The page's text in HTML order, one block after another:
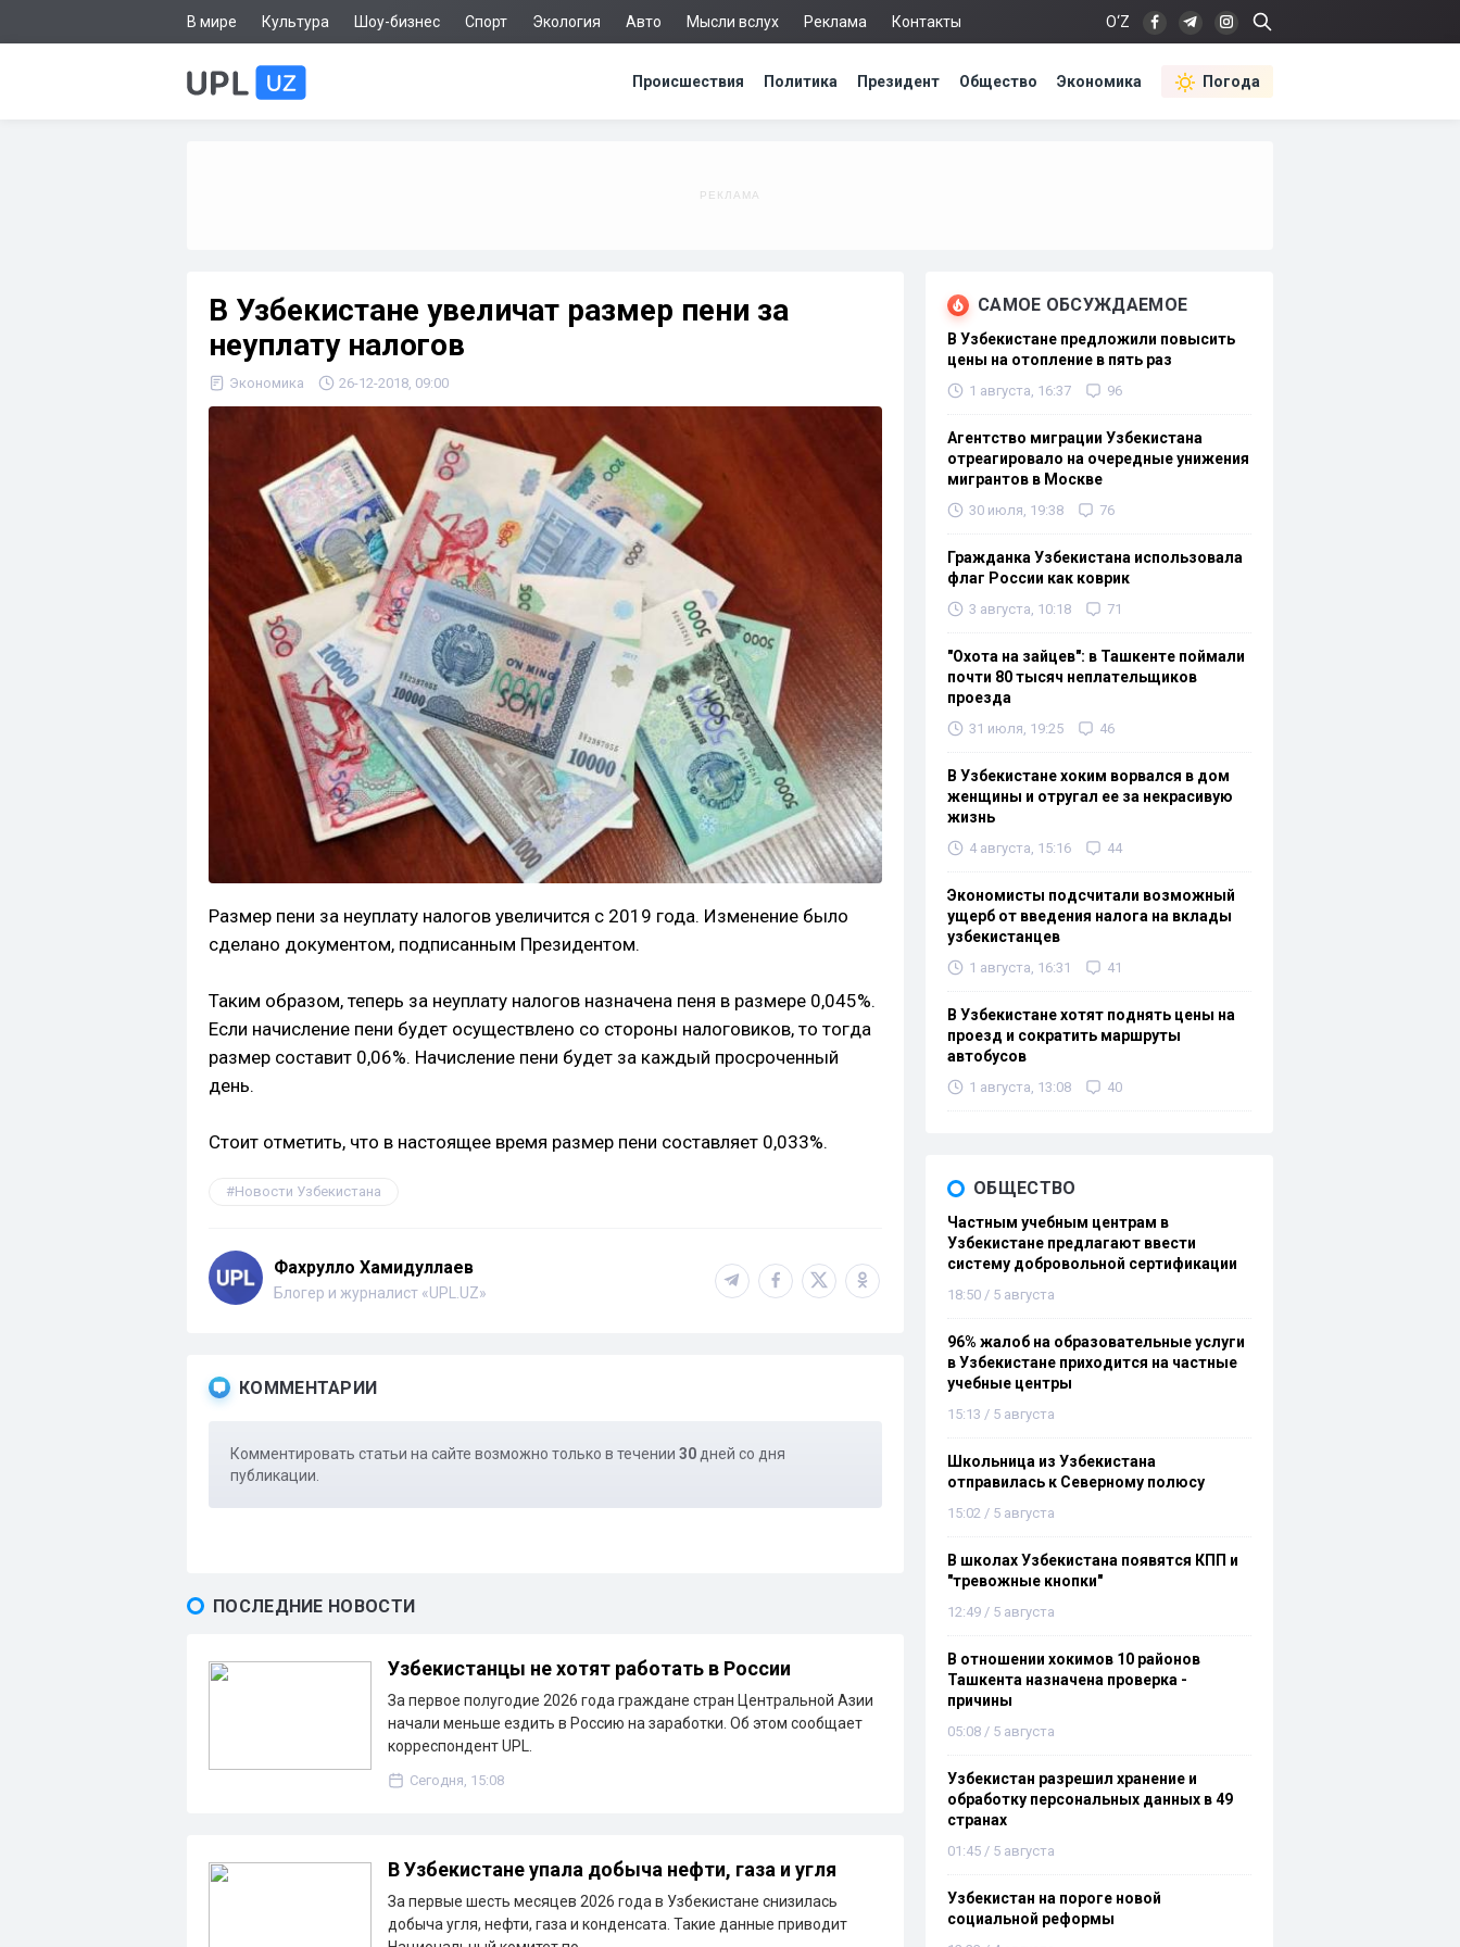
В мире Культура Шоу-бизнес Спорт Экология Авто Мысли вслух Реклама Контакты O‘Z
Происшествия Политика Президент Общество Экономика Погода
В Узбекистане увеличат размер пени за
неуплату налогов
Экономика 26-12-2018, 09:00
Размер пени за неуплату налогов увеличится с 2019 года. Изменение было
сделано документом, подписанным Президентом.
Таким образом, теперь за неуплату налогов назначена пеня в размере 0,045%.
Если начисление пени будет осуществлено со стороны налоговиков, то тогда
размер составит 0,06%. Начисление пени будет за каждый просроченный
день.
Стоит отметить, что в настоящее время размер пени составляет 0,033%.
Новости Узбекистана
Фахрулло Хамидуллаев
Блогер и журналист «UPL.UZ»
КОММЕНТАРИИ
Комментировать статьи на сайте возможно только в течении 30 дней со дня
публикации.
ПОСЛЕДНИЕ НОВОСТИ
Узбекистанцы не хотят работать в России
За первое полугодие 2026 года граждане стран Центральной Азии
начали меньше ездить в Россию на заработки. Об этом сообщает
корреспондент UPL.
Сегодня, 15:08
В Узбекистане упала добыча нефти, газа и угля
За первые шесть месяцев 2026 года в Узбекистане снизилась
добыча угля, нефти, газа и конденсата. Такие данные приводит
САМОЕ ОБСУЖДАЕМОЕ
В Узбекистане предложили повысить
цены на отопление в пять раз
1 августа, 16:37 96
Агентство миграции Узбекистана
отреагировало на очередные унижения
мигрантов в Москве
30 июля, 19:38 76
Гражданка Узбекистана использовала
флаг России как коврик
3 августа, 10:18 71
"Охота на зайцев": в Ташкенте поймали
почти 80 тысяч неплательщиков
проезда
31 июля, 19:25 46
В Узбекистане хоким ворвался в дом
женщины и отругал ее за некрасивую
жизнь
4 августа, 15:16 44
Экономисты подсчитали возможный
ущерб от введения налога на вклады
узбекистанцев
1 августа, 16:31 41
В Узбекистане хотят поднять цены на
проезд и сократить маршруты
автобусов
1 августа, 13:08 40
ОБЩЕСТВО
Частным учебным центрам в
Узбекистане предлагают ввести
систему добровольной сертификации
18:50 / 5 августа
96% жалоб на образовательные услуги
в Узбекистане приходится на частные
учебные центры
15:13 / 5 августа
Школьница из Узбекистана
отправилась к Северному полюсу
15:02 / 5 августа
В школах Узбекистана появятся КПП и
"тревожные кнопки"
12:49 / 5 августа
В отношении хокимов 10 районов
Ташкента назначена проверка -
причины
05:08 / 5 августа
Узбекистан разрешил хранение и
обработку персональных данных в 49
странах
01:45 / 5 августа
Узбекистан на пороге новой
социальной реформы